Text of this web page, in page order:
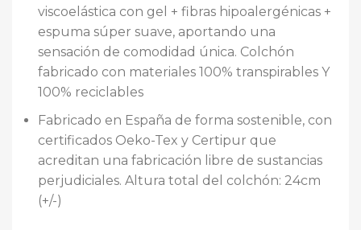
viscoelástica con gel + fibras hipoalergénicas +
espuma súper suave, aportando una
sensación de comodidad única. Colchón
fabricado con materiales 100% transpirables Y
100% reciclables
Fabricado en España de forma sostenible, con
certificados Oeko-Tex y Certipur que
acreditan una fabricación libre de sustancias
perjudiciales. Altura total del colchón: 24cm
(+/-)